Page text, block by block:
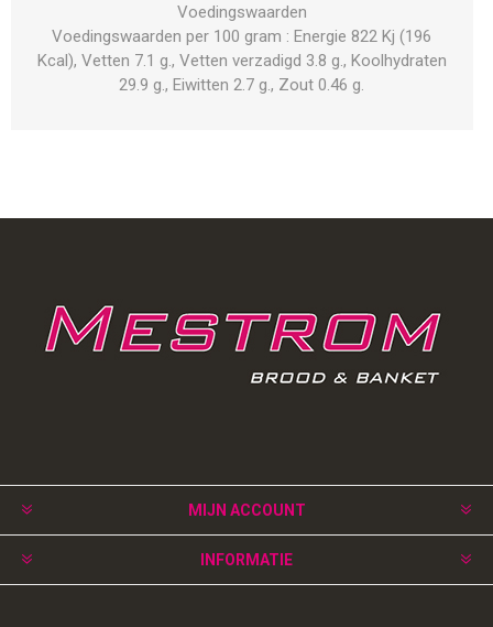
Voedingswaarden
Voedingswaarden per 100 gram : Energie 822 Kj (196
Kcal), Vetten 7.1 g., Vetten verzadigd 3.8 g., Koolhydraten
29.9 g., Eiwitten 2.7 g., Zout 0.46 g.
MIJN ACCOUNT
INFORMATIE